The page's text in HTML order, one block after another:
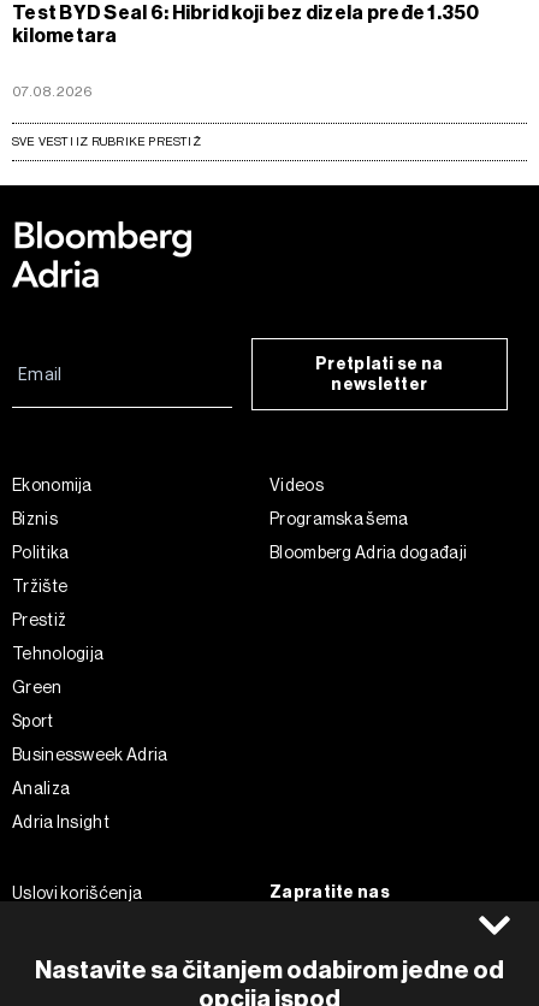
Test BYD Seal 6: Hibrid koji bez dizela pređe 1.350
kilometara
07.08.2026
SVE VESTI IZ RUBRIKE PRESTIŽ
Nastavite sa čitanjem odabirom jedne od
opcija ispod
Pretplati se na
newsletter
Ekonomija
Biznis
Politika
Tržište
Prestiž
Tehnologija
Green
Sport
Businessweek Adria
Analiza
Adria Insight
Videos
Programska šema
Bloomberg Adria događaji
Uslovi korišćenja
Impressum
Zapratite nas
Instagram
Twitter